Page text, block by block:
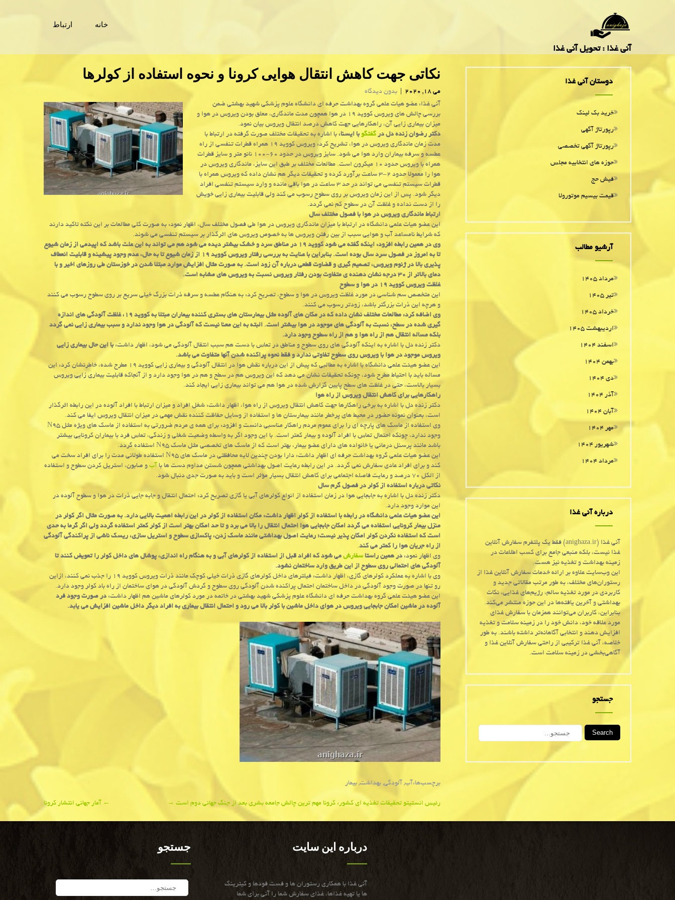
آنی غذا : تحویل آنی غذا
خانه ارتباط
نكاتی جهت كاهش انتقال هوایی كرونا و نحوه استفاده از كولرها
می 18, 2020
بدون دیدگاه
آنی غذا: عضو هیات علمی گروه بهداشت حرفه ای دانشگاه علوم پزشكی شهید بهشتی ضمن
بررسی چالش های ویروس كووید ۱۹ در هوا همچون مدت ماندگاری، معلق بودن ویروس در هوا و
میزان بیماری زایی آن، راهكارهایی جهت كاهش درصد انتقال ویروس بیان نمود.
دکتر رضوان زنده دل در گفتگو با ایسنا، با اشاره به تحقیقات مختلف صورت گرفته در ارتباط با
مدت زمان ماندگاری ویروس در هوا، تشریح کرد: ویروس کووید ۱۹ همراه قطرات تنفسی از راه
عطسه و سرفه بیماران وارد هوا می شود. سایز ویروس در حدود ۶۰-۱۰۰ نانو متر و سایز قطرات
همراه با ویروس حدود ۱۰ میکرون است. مطالعات مختلف بر طبق این سایز، ماندگاری ویروس در
هوا را معمولا حدود ۲-۳ ساعت برآورد کرده و تحقیقات دیگر هم نشان داده که ویروس همراه با
قطرات سیستم تنفسی می تواند در حد ۳ ساعت در هوا باقی مانده و وارد سیستم تنفسی افراد
دیگر شود. پس از این زمان ویروس بر روی سطوح رسوب می کند ولی قابلیت بیماری زایی خویش
را از دست نداده و غلظت آن در سطوح کم نمی گردد.
ارتباط ماندگاری ویروس در هوا با فصول مختلف سال
این عضو هیات علمی دانشگاه در ارتباط با میزان ماندگاری ویروس در هوا طی فصول مختلف سال، اظهار نمود: به صورت کلی مطالعات بر این نکته تاکید دارند
که شرایط نامساعد آب و هوایی سبب از بین رفتن ویروس ها به خصوص ویروس های اثرگذار بر سیستم تنفسی می شوند.
وی در همین رابطه افزود: اینکه گفته می شود کووید ۱۹ در مناطق سرد و خشک بیشتر دیده می شود هم می تواند به این علت باشد که اپیدمی از زمان شیوع
تا به امروز در فصول سرد سال بوده است. بنابراین با عنایت به بررسی رفتار ویروس کووید ۱۹ از زمان شیوع تا به حال، عدم وجود پیشینه و قابلیت انعطاف
پذیری بالا در ژنوم ویروس، تصمیم گیری و قضاوت قطعی درباره آن زود است. به صورت مثال افزایش موارد مبتلا شدن در خوزستان طی روزهای اخیر و با
دمای بالاتر از ۳۰ درجه نشان دهنده ی متفاوت بودن رفتار ویروس نسبت به ویروس های مشابه است.
غلظت ویروس کووید ۱۹ در هوا و سطوح
این متخصص سم شناسی در مورد غلظت ویروس در هوا و سطوح، تصریح کرد: به هنگام عطسه و سرفه ذرات بزرگ خیلی سریع بر روی سطوح رسوب می کنند
و هرچه این ذرات بزرگتر باشد، زودتر رسوب می کنند.
وی اضافه کرد: مطالعات مختلف نشان داده که در مکان های آلوده مثل بیمارستان های بستری کننده بیماران مبتلا به کووید ۱۹، غلظت آلودگی های اندازه
گیری شده در سطح، نسبت به آلودگی های موجود در هوا بیشتر است. البته به این معنا نیست که آلودگی در هوا وجود ندارد و سبب بیماری زایی نمی گردد
بلکه مساله انتقال هم از راه هوا و هم از راه سطوح وجود دارد.
دکتر زنده دل با اشاره به اینکه آلودگی های روی سطوح و مناطق در تماس با دست هم سبب انتقال آلودگی می شود، اظهار داشت: با این حال بیماری زایی
ویروس موجود در هوا با ویروس روی سطوح تفاوتی ندارد و فقط نحوه پراکنده شدن آنها متفاوت می باشد.
این عضو هیئت علمی دانشگاه با اشاره به مطالبی که پیش از این درباره نقش هوا در انتقال آلودگی و بیماری زایی کووید ۱۹ مطرح شده، خاطرنشان کرد: این
مساله باید با احتیاط مطرح شود، چونکه تحقیقات نشان می دهد که این ویروس هم در سطح و هم در هوا وجود دارد و از آنجاکه قابلیت بیماری زایی ویروس
بسیار بالاست، حتی در غلظت های سطح پایین گزارش شده در هوا هم می تواند بیماری زایی ایجاد کند.
راهکارهایی برای کاهش انتقال ویروس از راه هوا
دکتر زنده دل با اشاره به برخی راهکارها جهت کاهش انتقال ویروس از راه هوا، اظهار داشت: شغل افراد و میزان ارتباط با افراد آلوده در این رابطه اثرگذار
است، بعنوان نمونه حضور در محیط های پرخطر مانند بیمارستان ها و استفاده از وسایل حفاظت کننده نقش مهمی در میزان انتقال ویروس ایفا می کند.
وی استفاده از ماسک های پارچه ای را برای عموم مردم راهکار مناسبی دانست و افزود: برای همه ی مردم ضرورتی به استفاده از ماسک های ویژه مثل N95
وجود ندارد، چونکه احتمال تماس با افراد آلوده و بیمار کمتر است. با این وجود اگر به واسطه وضعیت شغلی و زندگی، تماس فرد با بیماران کرونایی بیشتر
باشد مانند پرسنل درمانی یا خانواده های دارای عضو بیمار، بهتر است که از ماسک های تخصصی مثل ماسک N95 استفاده گردد.
این عضو هیات علمی گروه بهداشت حرفه ای اظهار داشت: دارا بودن چندین لایه محافظتی در ماسک های N95 استفاده طولانی مدت را برای افراد سخت می
کند و برای افراد عادی سفارش نمی گردد. در این رابطه رعایت اصول بهداشتی همچون شستن مداوم دست ها با آب و صابون، استریل کردن سطوح و استفاده
از الکل ۷۰ درصد و رعایت فاصله اجتماعی برای کاهش انتقال بسیار مؤثر است و باید به صورت جدی دنبال شود.
نکاتی درباره استفاده از کولر در فصول گرم سال
دکتر زنده دل با اشاره به جابجایی هوا در زمان استفاده از انواع کولرهای آبی یا گازی تصریح کرد: احتمال انتقال و جابه جایی ذرات در هوا و سطوح آلوده در
این موارد وجود دارد.
این عضو هیات علمی دانشگاه در رابطه با استفاده از کولر اظهار داشت: مکان استفاده از کولر در این رابطه اهمیت بالایی دارد. به صورت مثال اگر کولر در
منزل بیمار کرونایی استفاده می گردد امکان جابجایی هوا احتمال انتقال را بالا می برد و تا حد امکان بهتر است از کولر کمتر استفاده گردد ولی اگر گرما به حدی
است که استفاده نکردن کولر امکان پذیر نیست؛ رعایت اصول بهداشتی مانند ماسک زدن، پاکسازی سطوح و استریل سازی، ریسک ناشی از پراکندگی آلودگی
از راه جریان هوا را کمتر می کند.
وی اظهار نمود: در همین راستا سفارش می شود که افراد قبل از استفاده از کولرهای آبی و به هنگام راه اندازی، پوشال های داخل کولر را تعویض کنند تا
آلودگی های احتمالی روی سطوح از این طریق وارد ساختمان نشود.
وی با اشاره به عملکرد کولرهای گازی، اظهار داشت: فیلترهای داخل کولرهای گازی ذرات خیلی کوچک مانند ذرات ویروس کووید ۱۹ را جذب نمی کنند، ازاین
رو تنها در صورت وجود آلودگی در داخل ساختمان احتمال پراکنده شدن آلودگی روی سطوح و گردش آلودگی در هوای ساختمان از راه باد کولر وجود دارد.
این عضو هیئت علمی گروه بهداشت حرفه ای دانشگاه علوم پزشکی شهید بهشتی در خاتمه در مورد کولرهای ماشین هم اظهار داشت: در صورت وجود فرد
آلوده در ماشین امکان جابجایی ویروس در هوای داخل ماشین با کولر بالا می رود و احتمال انتقال بیماری به افراد دیگر داخل ماشین افزایش می یابد.
برچسب‌ها: آب, آلودگی, بهداشت, بیمار
Post
← آمار جهانی انتشار كرونا رئیس انستیتو تحقیقات تغذیه ای كشور: كرونا مهم ترین چالش جامعه بشری بعد از جنگ جهانی دوم است →
دوستان آنی غذا
خرید بک لینک
رپورتاژ آگهی
رپورتاژ آگهی تخصصی
حوزه های انتخابیه مجلس
فیش حج
قیمت بیسیم موتورولا
آرشیو مطالب
مرداد ۱۴۰۵
تیر ۱۴۰۵
خرداد ۱۴۰۵
اردیبهشت ۱۴۰۵
اسفند ۱۴۰۴
بهمن ۱۴۰۴
دی ۱۴۰۴
آذر ۱۴۰۴
آبان ۱۴۰۴
مهر ۱۴۰۴
شهریور ۱۴۰۴
مرداد ۱۴۰۴
درباره آنی غذا
آنی غذا (anighaza.ir) فقط یک پلتفرم سفارش آنلاین
غذا نیست، بلکه منبعی جامع برای کسب اطلاعات در
زمینه بهداشت و تغذیه نیز هست.
این وب‌سایت علاوه بر ارائه خدمات سفارش آنلاین غذا از
رستوران‌های مختلف، به طور مرتب مقالاتی جدید و
کاربردی در مورد تغذیه سالم، رژیم‌های غذایی، نکات
بهداشتی و آخرین یافته‌ها در این حوزه منتشر می‌کند.
بنابراین، کاربران می‌توانند همزمان با سفارش غذای
مورد علاقه خود، دانش خود را در زمینه سلامت و تغذیه
افزایش دهند و انتخابی آگاهانه‌تر داشته باشند. به طور
خلاصه، آنی غذا ترکیبی از راحتی سفارش آنلاین غذا و
آگاهی‌بخشی در زمینه سلامت است.
جستجو
Search
جستجو درباره این سایت
آنی غذا با همكاری رستوران ها و فست فودها و كیترینگ
ها یا تهیه غذاها، غذای سفارش شما را آنی برای شما